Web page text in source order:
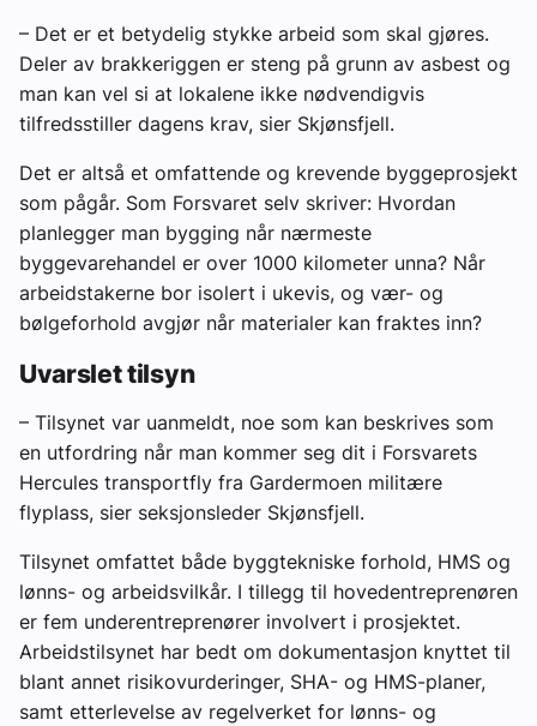
– Det er et betydelig stykke arbeid som skal gjøres.
Deler av brakkeriggen er steng på grunn av asbest og
man kan vel si at lokalene ikke nødvendigvis
tilfredsstiller dagens krav, sier Skjønsfjell.
Det er altså et omfattende og krevende byggeprosjekt
som pågår. Som Forsvaret selv skriver: Hvordan
planlegger man bygging når nærmeste
byggevarehandel er over 1000 kilometer unna? Når
arbeidstakerne bor isolert i ukevis, og vær- og
bølgeforhold avgjør når materialer kan fraktes inn?
Uvarslet tilsyn
– Tilsynet var uanmeldt, noe som kan beskrives som
en utfordring når man kommer seg dit i Forsvarets
Hercules transportfly fra Gardermoen militære
flyplass, sier seksjonsleder Skjønsfjell.
Tilsynet omfattet både byggtekniske forhold, HMS og
lønns- og arbeidsvilkår. I tillegg til hovedentreprenøren
er fem underentreprenører involvert i prosjektet.
Arbeidstilsynet har bedt om dokumentasjon knyttet til
blant annet risikovurderinger, SHA- og HMS-planer,
samt etterlevelse av regelverket for lønns- og